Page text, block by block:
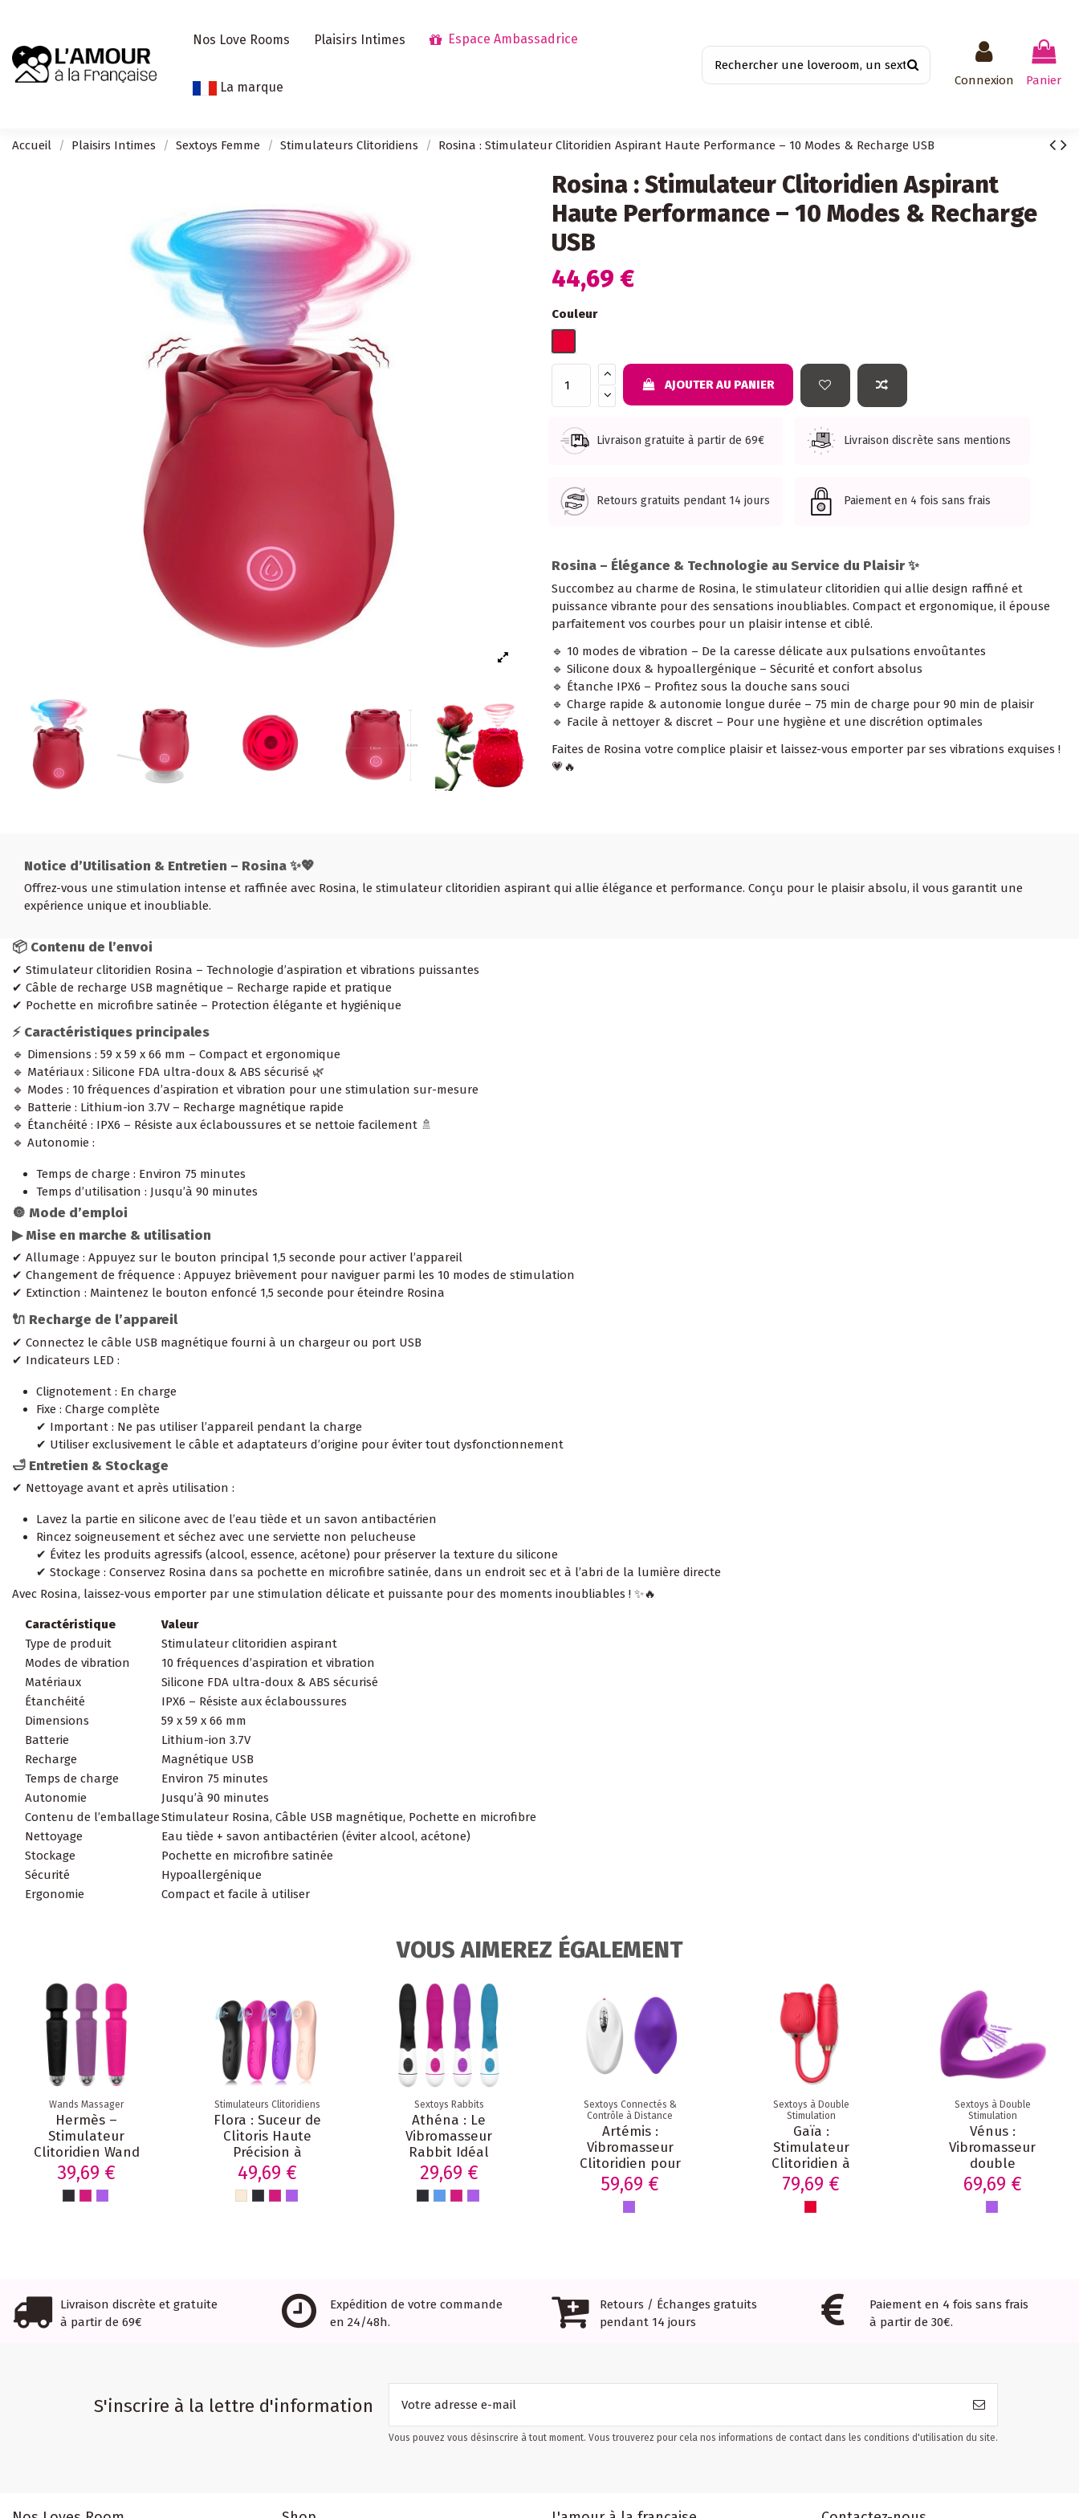
Nos Love Rooms Plaisirs Intimes Espace Ambassadrice
La marque Connexion Panier
Accueil Plaisirs Intimes Sextoys Femme Stimulateurs Clitoridiens Rosina : Stimulateur Clitoridien Aspirant Haute Performance – 10 Modes & Recharge USB
Rosina : Stimulateur Clitoridien Aspirant
Haute Performance – 10 Modes & Recharge
USB
44,69 €
Couleur
AJOUTER AU PANIER
Livraison gratuite à partir de 69€ Livraison discrète sans mentions
Retours gratuits pendant 14 jours Paiement en 4 fois sans frais
Rosina – Élégance & Technologie au Service du Plaisir ✨
Succombez au charme de Rosina, le stimulateur clitoridien qui allie design raffiné et
puissance vibrante pour des sensations inoubliables. Compact et ergonomique, il épouse
parfaitement vos courbes pour un plaisir intense et ciblé.
🔹 10 modes de vibration – De la caresse délicate aux pulsations envoûtantes
🔹 Silicone doux & hypoallergénique – Sécurité et confort absolus
🔹 Étanche IPX6 – Profitez sous la douche sans souci
🔹 Charge rapide & autonomie longue durée – 75 min de charge pour 90 min de plaisir
🔹 Facile à nettoyer & discret – Pour une hygiène et une discrétion optimales
Faites de Rosina votre complice plaisir et laissez-vous emporter par ses vibrations exquises !
💗🔥
Notice d’Utilisation & Entretien – Rosina ✨💖
Offrez-vous une stimulation intense et raffinée avec Rosina, le stimulateur clitoridien aspirant qui allie élégance et performance. Conçu pour le plaisir absolu, il vous garantit une
expérience unique et inoubliable.
📦 Contenu de l’envoi
✔ Stimulateur clitoridien Rosina – Technologie d’aspiration et vibrations puissantes
✔ Câble de recharge USB magnétique – Recharge rapide et pratique
✔ Pochette en microfibre satinée – Protection élégante et hygiénique
⚡ Caractéristiques principales
🔹 Dimensions : 59 x 59 x 66 mm – Compact et ergonomique
🔹 Matériaux : Silicone FDA ultra-doux & ABS sécurisé 🌿
🔹 Modes : 10 fréquences d’aspiration et vibration pour une stimulation sur-mesure
🔹 Batterie : Lithium-ion 3.7V – Recharge magnétique rapide
🔹 Étanchéité : IPX6 – Résiste aux éclaboussures et se nettoie facilement 🚿
🔹 Autonomie :
Temps de charge : Environ 75 minutes
Temps d’utilisation : Jusqu’à 90 minutes
🔘 Mode d’emploi
▶ Mise en marche & utilisation
✔ Allumage : Appuyez sur le bouton principal 1,5 seconde pour activer l’appareil
✔ Changement de fréquence : Appuyez brièvement pour naviguer parmi les 10 modes de stimulation
✔ Extinction : Maintenez le bouton enfoncé 1,5 seconde pour éteindre Rosina
🔌 Recharge de l’appareil
✔ Connectez le câble USB magnétique fourni à un chargeur ou port USB
✔ Indicateurs LED :
Clignotement : En charge
Fixe : Charge complète
✔ Important : Ne pas utiliser l’appareil pendant la charge
✔ Utiliser exclusivement le câble et adaptateurs d’origine pour éviter tout dysfonctionnement
🛁 Entretien & Stockage
✔ Nettoyage avant et après utilisation :
Lavez la partie en silicone avec de l’eau tiède et un savon antibactérien
Rincez soigneusement et séchez avec une serviette non pelucheuse
✔ Évitez les produits agressifs (alcool, essence, acétone) pour préserver la texture du silicone
✔ Stockage : Conservez Rosina dans sa pochette en microfibre satinée, dans un endroit sec et à l’abri de la lumière directe
Avec Rosina, laissez-vous emporter par une stimulation délicate et puissante pour des moments inoubliables ! ✨🔥
Caractéristique
Valeur
Type de produit
Stimulateur clitoridien aspirant
Modes de vibration
10 fréquences d’aspiration et vibration
Matériaux
Silicone FDA ultra-doux & ABS sécurisé
Étanchéité
IPX6 – Résiste aux éclaboussures
Dimensions
59 x 59 x 66 mm
Batterie
Lithium-ion 3.7V
Recharge
Magnétique USB
Temps de charge
Environ 75 minutes
Autonomie
Jusqu’à 90 minutes
Contenu de l’emballageStimulateur Rosina, Câble USB magnétique, Pochette en microfibre
Nettoyage
Eau tiède + savon antibactérien (éviter alcool, acétone)
Stockage
Pochette en microfibre satinée
Sécurité
Hypoallergénique
Ergonomie
Compact et facile à utiliser
VOUS AIMEREZ ÉGALEMENT
Wands Massager
Hermès –
Stimulateur
Clitoridien Wand
Haute
Performance –
20 Modes & 8
39,69 €
Stimulateurs Clitoridiens
Flora : Suceur de
Clitoris Haute
Précision à
Stimulation
Variable &
Intensité
49,69 €
Sextoys Rabbits
Athéna : Le
Vibromasseur
Rabbit Idéal
pour une
Première
Expérience -
29,69 €
Sextoys Connectés &
Contrôle à Distance
Artémis :
Vibromasseur
Clitoridien pour
culotte 9 modes
de vibrations
avec
59,69 €
Sextoys à Double
Stimulation
Gaïa :
Stimulateur
Clitoridien à
Succion & Œuf
Vibrant
Télescopique
79,69 €
Sextoys à Double
Stimulation
Vénus :
Vibromasseur
double
stimulation
point G et
Clitoris 20
69,69 €
Livraison discrète et gratuite
à partir de 69€
Expédition de votre commande
en 24/48h.
Retours / Échanges gratuits
pendant 14 jours
Paiement en 4 fois sans frais
à partir de 30€.
S'inscrire à la lettre d'information
Vous pouvez vous désinscrire à tout moment. Vous trouverez pour cela nos informations de contact dans les conditions d'utilisation du site.